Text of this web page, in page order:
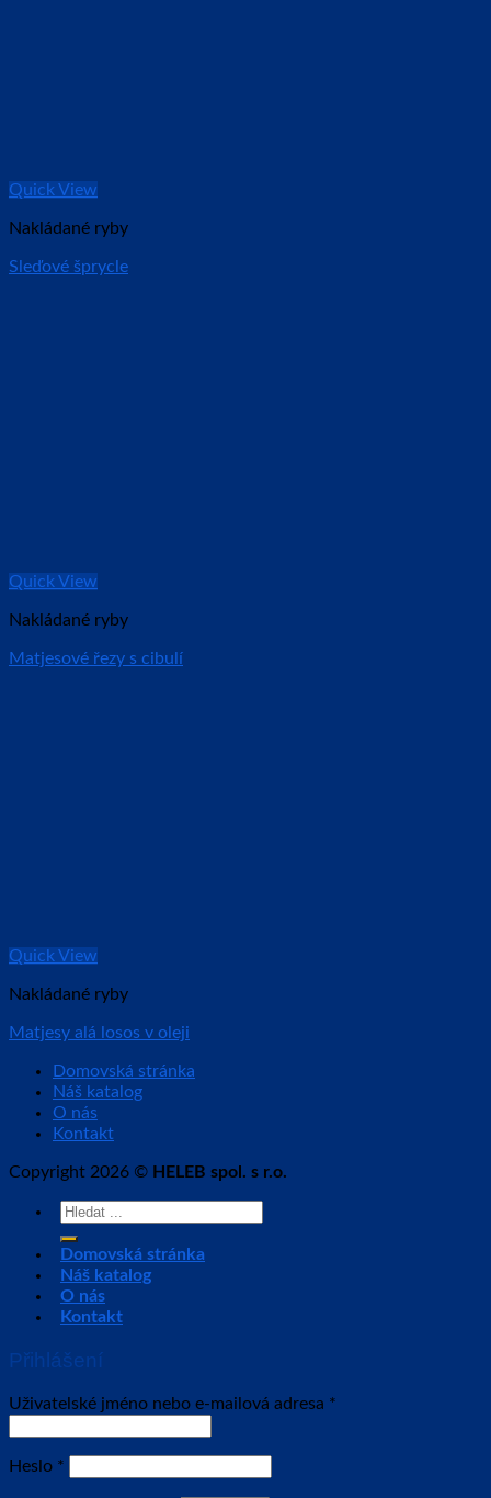
Quick View
Nakládané ryby
Sleďové šprycle
Quick View
Nakládané ryby
Matjesové řezy s cibulí
Quick View
Nakládané ryby
Matjesy alá losos v oleji
Domovská stránka
Náš katalog
O nás
Kontakt
Copyright 2026 © HELEB spol. s r.o.
Hledat:
Domovská stránka
Náš katalog
O nás
Kontakt
Přihlášení
Uživatelské jméno nebo e-mailová adresa *
Heslo *